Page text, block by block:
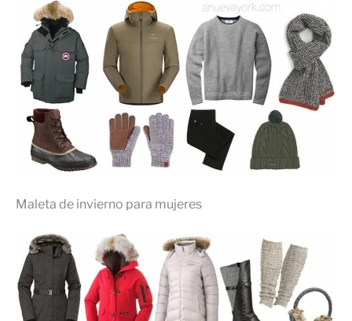
Maleta de invierno para mujeres